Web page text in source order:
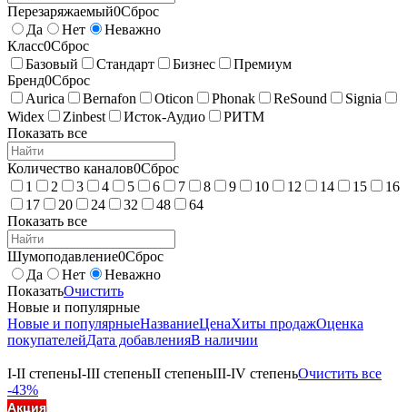
Перезаряжаемый0Сброс
Да
Нет
Неважно
Класс0Сброс
Базовый
Стандарт Бизнес
Премиум
Бренд0Сброс
Aurica
Bernafon Oticon Phonak ReSound
Signia
Widex
Zinbest Исток-Аудио
РИТМ
Показать все
Количество каналов0Сброс
1
2 3 4 5 6 7 8 9 10 12 14 15
16
17
20 24 32 48
64
Показать все
Шумоподавление0Сброс
Да
Нет
Неважно
ПоказатьОчистить
Новые и популярные
Новые и популярныеНазваниеЦенаХиты продажОценка
покупателейДата добавленияВ наличии
I-II степеньI-III степеньII степеньIII-IV степеньОчистить все
-43%
Акция